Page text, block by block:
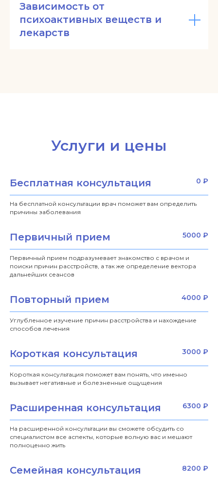
Зависимость от
психоактивных веществ и
лекарств
Услуги и цены
Бесплатная консультация 0 ₽
На бесплатной консультации врач поможет вам определить
причины заболевания
Первичный прием 5000 ₽
Первичный прием подразумевает знакомство с врачом и
поиски причин расстройств, а так же определение вектора
дальнейших сеансов
Повторный прием 4000 ₽
Углубленное изучение причин расстройства и нахождение
способов лечения
Короткая консультация 3000 ₽
Короткая консультация поможет вам понять, что именно
вызывает негативные и болезненные ощущения
Расширенная консультация 6300 ₽
На расширенной консультации вы сможете обсудить со
специалистом все аспекты, которые волную вас и мешают
полноценно жить
Семейная консультация 8200 ₽